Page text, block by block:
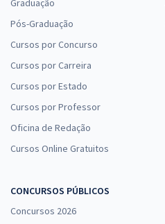
Graduação
Pós-Graduação
Cursos por Concurso
Cursos por Carreira
Cursos por Estado
Cursos por Professor
Oficina de Redação
Cursos Online Gratuitos
CONCURSOS PÚBLICOS
Concursos 2026